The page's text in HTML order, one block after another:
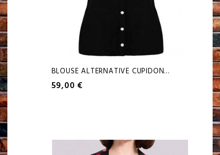
BLOUSE ALTERNATIVE CUPIDON...
59,00 €